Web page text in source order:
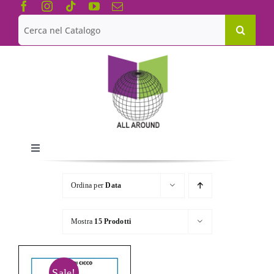
Salta
contenuto
Cerca
per:
Toggle
Navigation
Chi siamo
Le Collane
Catalogo
Ordina perData
Mostra 15 Prodotti